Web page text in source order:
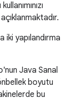
iki yapılandırma
Java Sanal
boyutu
bu